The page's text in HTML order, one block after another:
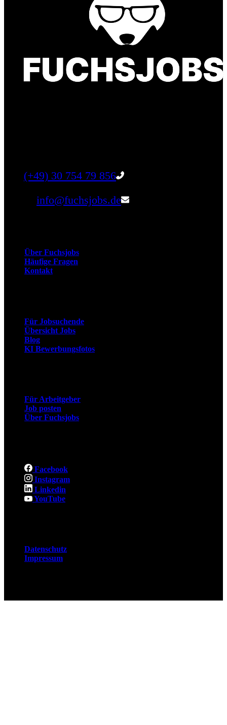
(+49) 30 754 79 856
info@fuchsjobs.de
Über Fuchsjobs
Häufige Fragen
Kontakt
Für Jobsuchende
Übersicht Jobs
Blog
KI Bewerbungsfotos
Für Arbeitgeber
Job posten
Über Fuchsjobs
Facebook
Instagram
Linkedin
YouTube
Datenschutz
Impressum